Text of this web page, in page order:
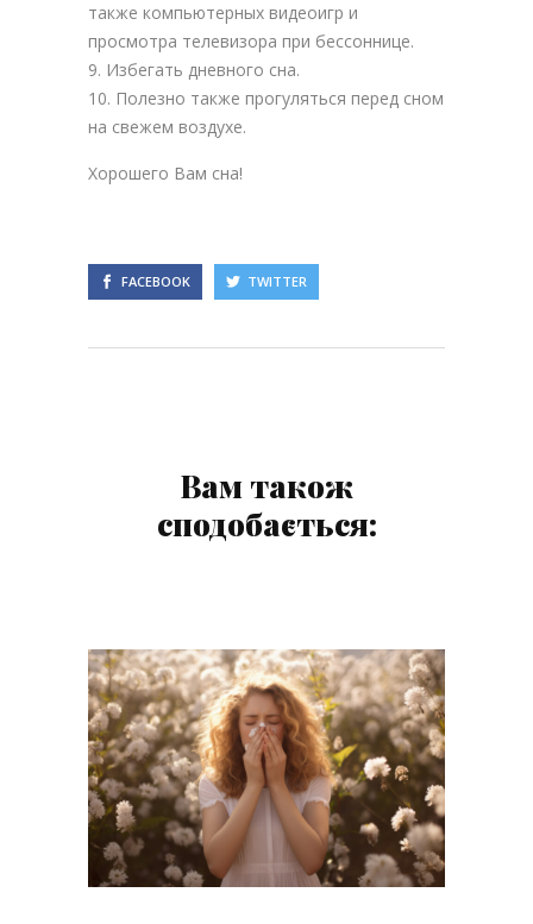
также компьютерных видеоигр и
просмотра телевизора при бессоннице.
Избегать дневного сна.
Полезно также прогуляться перед сном
на свежем воздухе.
Хорошего Вам сна!
FACEBOOK TWITTER
Вам також
сподобається: